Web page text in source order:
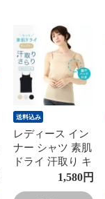
送料込み
レディース イン
ナー シャツ 素肌
ドライ 汗取り キ
ュプラ入り イン
ナーキャミソー
1,580円